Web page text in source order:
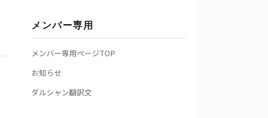
メンバー専用
メンバー専用ページTOP
お知らせ
ダルシャン翻訳文